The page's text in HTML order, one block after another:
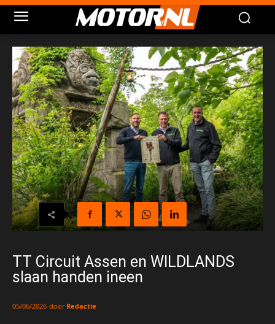
TT Circuit Assen en WILDLANDS
slaan handen ineen
05/06/2026 door Redactie